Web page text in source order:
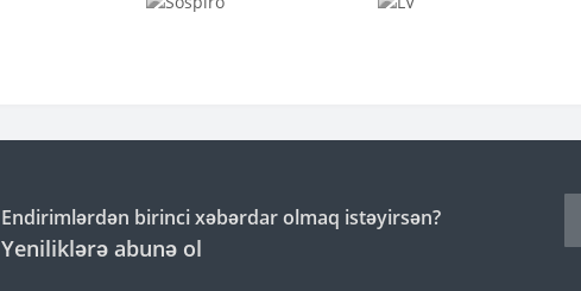
Endirimlərdən birinci xəbərdar olmaq istəyirsən?
Yeniliklərə abunə ol